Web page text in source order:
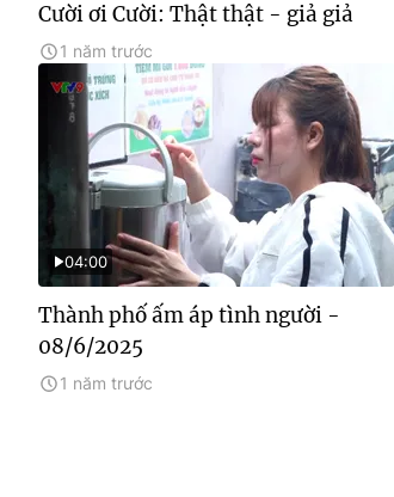
Cười ơi Cười: Thật thật - giả giả
1 năm trước
04:00
Thành phố ấm áp tình người -
08/6/2025
1 năm trước